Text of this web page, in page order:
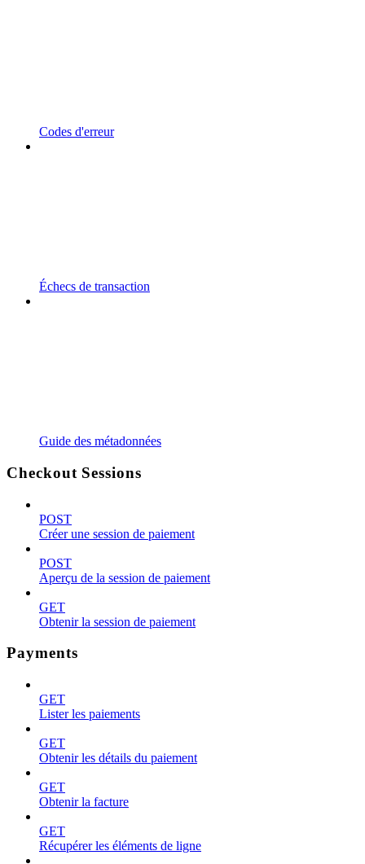
Codes d'erreur
Échecs de transaction
Guide des métadonnées
Checkout Sessions
POST
Créer une session de paiement
POST
Aperçu de la session de paiement
GET
Obtenir la session de paiement
Payments
GET
Lister les paiements
GET
Obtenir les détails du paiement
GET
Obtenir la facture
GET
Récupérer les éléments de ligne